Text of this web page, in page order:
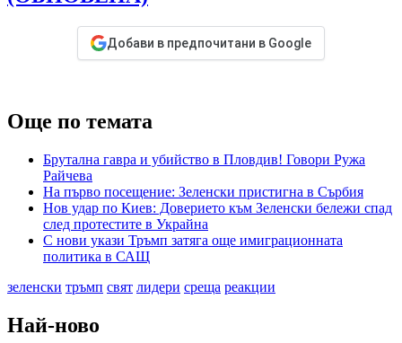
Добави в предпочитани в Google
Още по темата
Брутална гавра и убийство в Пловдив! Говори Ружа
Райчева
На първо посещение: Зеленски пристигна в Сърбия
Нов удар по Киев: Доверието към Зеленски бележи спад
след протестите в Украйна
С нови укази Тръмп затяга още имиграционната
политика в САЩ
зеленски тръмп свят лидери среща реакции
Най-ново